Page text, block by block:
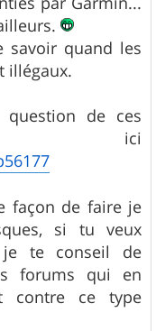
savoir quand les
illégaux.
de ces
ici
façon de faire je
si tu veux
je te conseil de
forums qui en
contre ce type